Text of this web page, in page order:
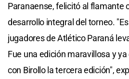
Paranaense, felicitó al flamante
desarrollo integral del torneo.
jugadores de Atlético Paraná
Fue una edición maravillosa y
con Birollo la tercera edición",